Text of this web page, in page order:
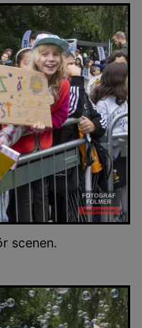
scenen.